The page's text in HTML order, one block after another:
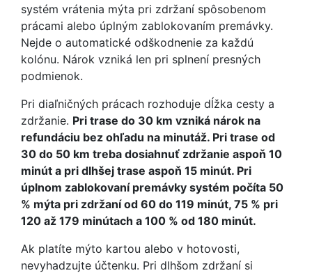
systém vrátenia mýta pri zdržaní spôsobenom
prácami alebo úplným zablokovaním premávky.
Nejde o automatické odškodnenie za každú
kolónu. Nárok vzniká len pri splnení presných
podmienok.
Pri diaľničných prácach rozhoduje dĺžka cesty a
zdržanie. Pri trase do 30 km vzniká nárok na
refundáciu bez ohľadu na minutáž. Pri trase od
30 do 50 km treba dosiahnuť zdržanie aspoň 10
minút a pri dlhšej trase aspoň 15 minút. Pri
úplnom zablokovaní premávky systém počíta 50
% mýta pri zdržaní od 60 do 119 minút, 75 % pri
120 až 179 minútach a 100 % od 180 minút.
Ak platíte mýto kartou alebo v hotovosti,
nevyhadzujte účtenku. Pri dlhšom zdržaní si